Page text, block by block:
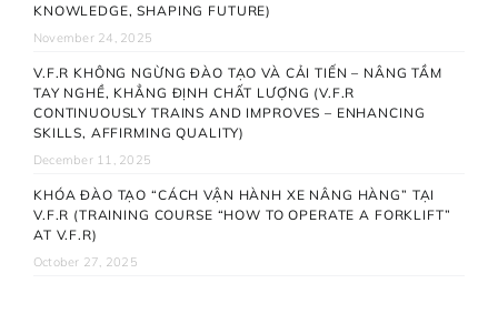
KNOWLEDGE, SHAPING FUTURE)
November 24, 2025
V.F.R KHÔNG NGỪNG ĐÀO TẠO VÀ CẢI TIẾN – NÂNG TẦM
TAY NGHỀ, KHẲNG ĐỊNH CHẤT LƯỢNG (V.F.R
CONTINUOUSLY TRAINS AND IMPROVES – ENHANCING
SKILLS, AFFIRMING QUALITY)
December 11, 2025
KHÓA ĐÀO TẠO “CÁCH VẬN HÀNH XE NÂNG HÀNG” TẠI
V.F.R (TRAINING COURSE “HOW TO OPERATE A FORKLIFT”
AT V.F.R)
October 27, 2025